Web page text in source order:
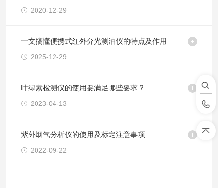
2020-12-29
一文搞懂便携式红外分光测油仪的特点及作用
2025-12-29
叶绿素检测仪的使用要满足哪些要求？
2023-04-13
紫外烟气分析仪的使用及标定注意事项
2022-09-22